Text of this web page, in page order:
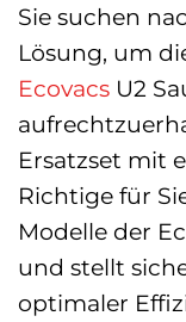
Sie suchen
Lösung, um
Ecovacs U2
Ersatzset mit
Richtige für
Modelle der
und stellt
optimaler